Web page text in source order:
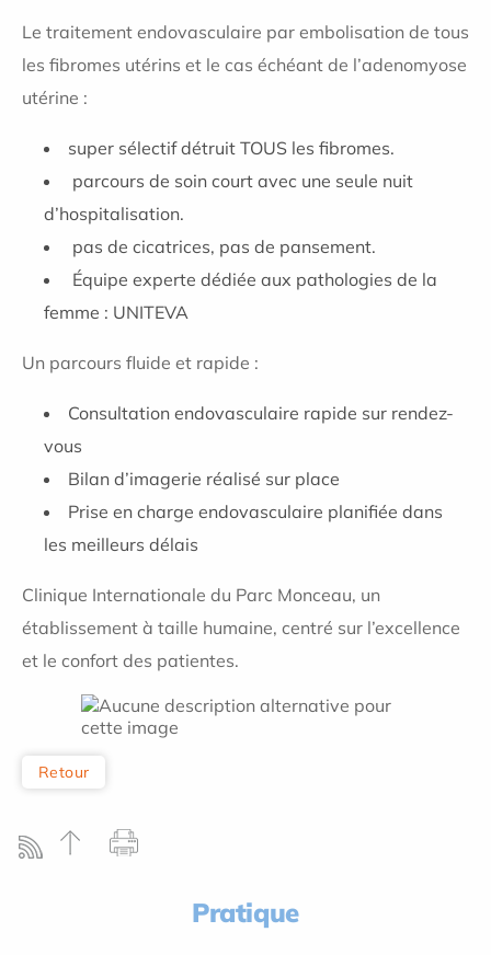
Le traitement endovasculaire par embolisation de tous
les fibromes utérins et le cas échéant de l’adenomyose
utérine :
super sélectif détruit TOUS les fibromes.
parcours de soin court avec une seule nuit
d’hospitalisation.
pas de cicatrices, pas de pansement.
Équipe experte dédiée aux pathologies de la
femme : UNITEVA
Un parcours fluide et rapide :
Consultation endovasculaire rapide sur rendez-
vous
Bilan d’imagerie réalisé sur place
Prise en charge endovasculaire planifiée dans
les meilleurs délais
Clinique Internationale du Parc Monceau, un
établissement à taille humaine, centré sur l’excellence
et le confort des patientes.
Retour
Pratique